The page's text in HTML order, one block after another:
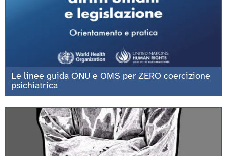
Le linee guida ONU e OMS per ZERO coercizione
psichiatrica